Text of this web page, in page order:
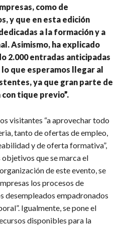
como de
y que en esta edición
a la formación y a
Asimismo, ha explicado
2.000 entradas anticipadas
que esperamos llegar al
ya que gran parte de
tique previo”.
visitantes “a aprovechar todo
tanto de ofertas de empleo,
y de oferta formativa”,
que se marca el
de este evento, se
los procesos de
desempleados empadronados
Igualmente, se pone el
disponibles para la